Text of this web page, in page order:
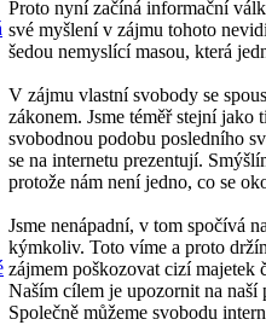
Proto nyní začíná informační
své myšlení v zájmu tohoto
šedou nemyslící masou, která
V zájmu vlastní svobody se
zákonem. Jsme téměř stejní
svobodnou podobu posledního
se na internetu prezentují.
protože nám není jedno, co se
Jsme nenápadní, v tom spočívá
kýmkoliv. Toto víme a proto
zájmem poškozovat cizí
Naším cílem je upozornit na naší
Společně můžeme svobodu